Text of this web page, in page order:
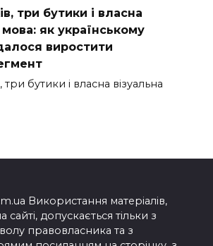
три бутики і власна
мова: як українському
виростити
три бутики і власна візуальна
Використання матеріалів,
сайті, допускається тільки з
правовласника та з